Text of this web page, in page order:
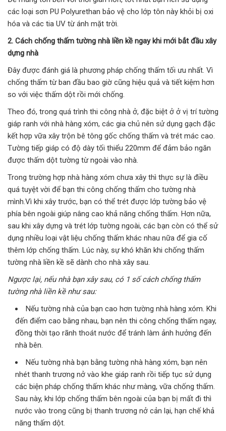
các loại sơn PU Polyurethan bảo vệ cho lớp tôn này khỏi bị oxi
hóa và các tia UV từ ánh mặt trời.
2. Cách chống thấm tường nhà liền kề ngay khi mới bắt đầu xây
dựng nhà
Đây được đánh giá là phương pháp chống thấm tối ưu nhất. Vì
chống thấm từ ban đầu bao giờ cũng hiệu quả và tiết kiệm hơn
so với việc thấm dột rồi mới chống.
Theo đó, trong quá trình thi công nhà ở, đặc biệt ở ở vị trí tường
giáp ranh với nhà hàng xóm, các gia chủ nên sử dụng gạch đặc
kết hợp vữa xây trộn bê tông gốc chống thấm và trét mác cao.
Tường tiếp giáp có độ dày tối thiểu 220mm để đảm bảo ngăn
được thấm dột tường từ ngoài vào nhà.
Trong trường hợp nhà hàng xóm chưa xây thì thực sự là điều
quá tuyệt vời để bạn thi công chống thấm cho tường nhà
mình.Vì khi xây trước, bạn có thể trét được lớp tường bảo vệ
phía bên ngoài giúp nâng cao khả năng chống thấm. Hơn nữa,
sau khi xây dựng và trét lớp tường ngoài, các bạn còn có thể sử
dụng nhiều loại vật liệu chống thấm khác nhau nữa để gia cố
thêm lớp chống thấm. Lúc này, sự khó khăn khi chống thấm
tường nhà liền kề sẽ dành cho nhà xây sau.
Ngược lại, nếu nhà bạn xây sau, có 1 số cách chống thấm
tường nhà liền kề như sau:
Nếu tường nhà của bạn cao hơn tường nhà hàng xóm. Khi
đến điểm cao bằng nhau, bạn nên thi công chống thấm ngay,
đồng thời tạo rãnh thoát nước để tránh làm ảnh hưởng đến
nhà bên.
Nếu tường nhà bạn bằng tường nhà hàng xóm, bạn nên
nhét thanh trương nở vào khe giáp ranh rồi tiếp tục sử dụng
các biện pháp chống thấm khác như màng, vữa chống thấm.
Sau này, khi lớp chống thấm bên ngoài của bạn bị mất đi thì
nước vào trong cũng bị thanh trương nở cản lại, hạn chế khả
năng thấm dột.